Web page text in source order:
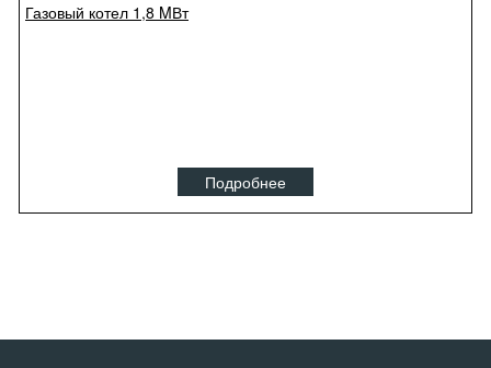
Газовый котел 1,8 MВт
Подробнее